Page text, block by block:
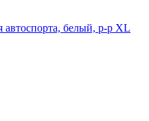
белый, р-р XL